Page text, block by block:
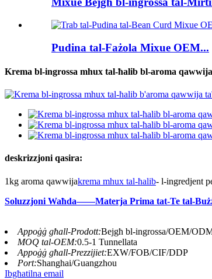
Pudina tal-Fażola Mixue OEM...
Krema bl-ingrossa mhux tal-ħalib bl-aroma
deskrizzjoni qasira:
1kg aroma qawwijakrema mhux tal-ħalib- l-ingredjent
Soluzzjoni Waħda——Materja Prima tat-Te tal-
Appoġġ għall-Prodott:Bejgħ bl-ingrossa/OEM/
MOQ tal-OEM:0.5-1 Tunnellata
Appoġġ għall-Prezzijiet:EXW/FOB/CIF/DDP
Port:Shanghai/Guangzhou
Ibgħatilna email